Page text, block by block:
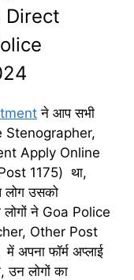
Direct
ने आप सभी
Stenographer,
Apply Online
1175) था,
उसको
ने Goa Police
Other Post
फॉर्म अप्लाई
उन लोगों का